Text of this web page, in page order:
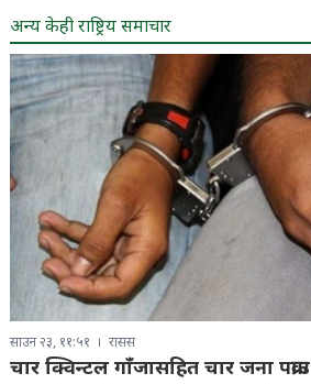
अन्य केही राष्ट्रिय समाचार
साउन २३, ११:५१ रासस
चार क्विन्टल गाँजासहित चार जना पक्राउ